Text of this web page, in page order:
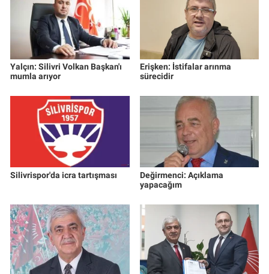
Yalçın: Silivri Volkan Başkan'ı
mumla arıyor
Erişken: İstifalar arınma
sürecidir
Silivrispor'da icra tartışması
Değirmenci: Açıklama
yapacağım